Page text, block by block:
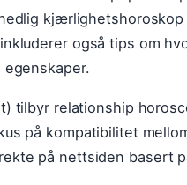
også tips om
tilbyr relationship
på kompatibilitet
på nettsiden basert